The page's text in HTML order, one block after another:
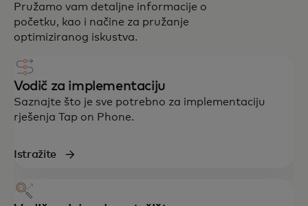
Pružamo vam detaljne informacije o
početku, kao i načine za pružanje
optimiziranog iskustva.
Vodič za implementaciju
Saznajte što je sve potrebno za implementaciju
rješenja Tap on Phone.
Istražite